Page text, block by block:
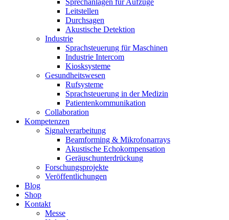
Sprechanlagen für Aufzüge
Leitstellen
Durchsagen
Akustische Detektion
Industrie
Sprachsteuerung für Maschinen
Industrie Intercom
Kiosksysteme
Gesundheitswesen
Rufsysteme
Sprachsteuerung in der Medizin
Patientenkommunikation
Collaboration
Kompetenzen
Signalverarbeitung
Beamforming & Mikrofonarrays
Akustische Echokompensation
Geräuschunterdrückung
Forschungsprojekte
Veröffentlichungen
Blog
Shop
Kontakt
Messe